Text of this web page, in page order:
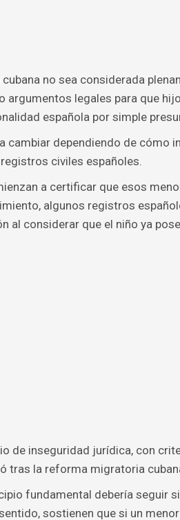
no sea considerada
argumentos legales para que
española por simple
cambiar dependiendo de cómo
civiles españoles.
a certificar que esos
algunos registros
al considerar que el niño ya
de inseguridad jurídica, con
tras la reforma migratoria
fundamental debería seguir
sostienen que si un